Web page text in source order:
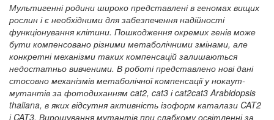
Мультигенні родини широко представлені в геномах вищих
рослин і є необхідними для забезпечення надійності
функціонування клітини. Пошкодження окремих генів може
бути компенсовано різними метаболічними змінами, але
конкретні механізми таких компенсацій залишаються
недостатньо вивченими. В роботі представлено нові дані
стосовно механізмів метаболічної компенсації у нокаут-
мутантів за фотодиханням cat2, cat3 і cat2cat3 Arabidopsis
thaliana, в яких відсутня активність ізоформ каталази CAT2
і CAT3. Вирощування мутантів при слабкому освітленні за